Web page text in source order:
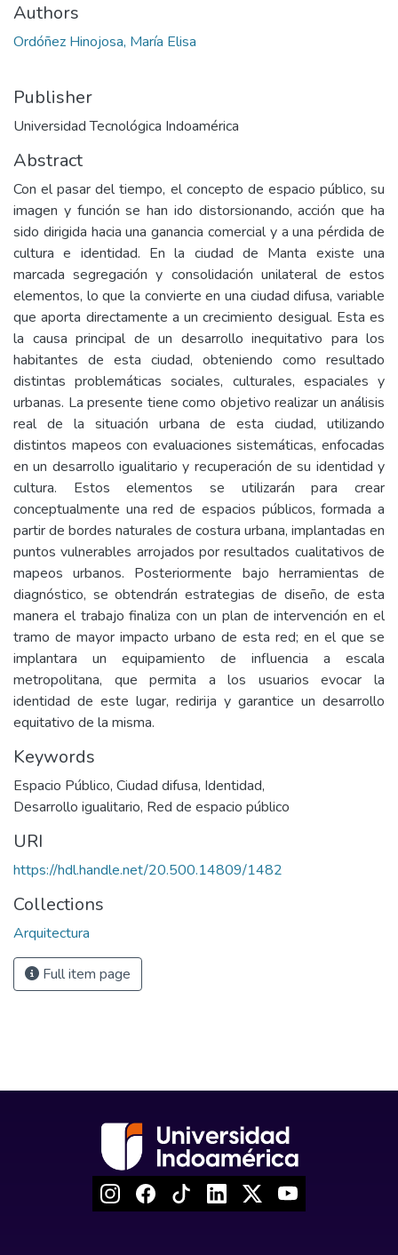
Authors
Ordóñez Hinojosa, María Elisa
Publisher
Universidad Tecnológica Indoamérica
Abstract
Con el pasar del tiempo, el concepto de espacio público, su
imagen y función se han ido distorsionando, acción que ha
sido dirigida hacia una ganancia comercial y a una pérdida de
cultura e identidad. En la ciudad de Manta existe una
marcada segregación y consolidación unilateral de estos
elementos, lo que la convierte en una ciudad difusa, variable
que aporta directamente a un crecimiento desigual. Esta es
la causa principal de un desarrollo inequitativo para los
habitantes de esta ciudad, obteniendo como resultado
distintas problemáticas sociales, culturales, espaciales y
urbanas. La presente tiene como objetivo realizar un análisis
real de la situación urbana de esta ciudad, utilizando
distintos mapeos con evaluaciones sistemáticas, enfocadas
en un desarrollo igualitario y recuperación de su identidad y
cultura. Estos elementos se utilizarán para crear
conceptualmente una red de espacios públicos, formada a
partir de bordes naturales de costura urbana, implantadas en
puntos vulnerables arrojados por resultados cualitativos de
mapeos urbanos. Posteriormente bajo herramientas de
diagnóstico, se obtendrán estrategias de diseño, de esta
manera el trabajo finaliza con un plan de intervención en el
tramo de mayor impacto urbano de esta red; en el que se
implantara un equipamiento de influencia a escala
metropolitana, que permita a los usuarios evocar la
identidad de este lugar, redirija y garantice un desarrollo
equitativo de la misma.
Keywords
Espacio Público, Ciudad difusa, Identidad,
Desarrollo igualitario, Red de espacio público
URI
https://hdl.handle.net/20.500.14809/1482
Collections
Arquitectura
Full item page